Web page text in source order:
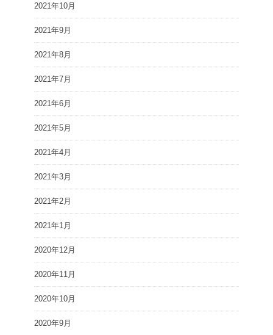
2021年10月
2021年9月
2021年8月
2021年7月
2021年6月
2021年5月
2021年4月
2021年3月
2021年2月
2021年1月
2020年12月
2020年11月
2020年10月
2020年9月